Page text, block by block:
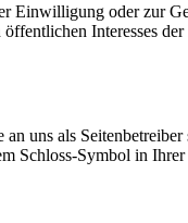
Einwilligung oder zur
Interesses
uns als
Schloss-Symbol in